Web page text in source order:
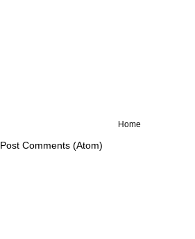
Home
Post Comments (Atom)